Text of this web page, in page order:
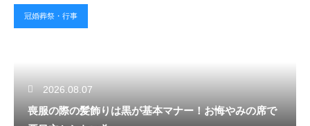
冠婚葬祭・行事
2026.08.07
喪服の際の髪飾りは黒が基本マナー！お悔やみの席で